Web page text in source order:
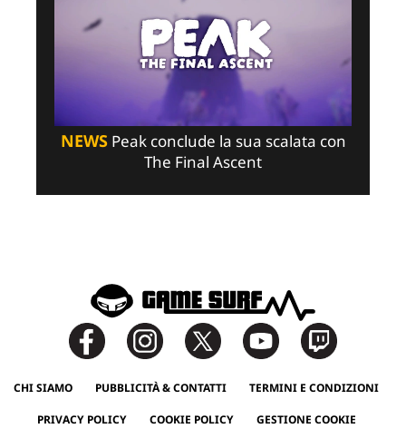
NEWSPeak conclude la sua scalata con
The Final Ascent
CHI SIAMO PUBBLICITÀ & CONTATTI TERMINI E CONDIZIONI
PRIVACY POLICY COOKIE POLICY GESTIONE COOKIE